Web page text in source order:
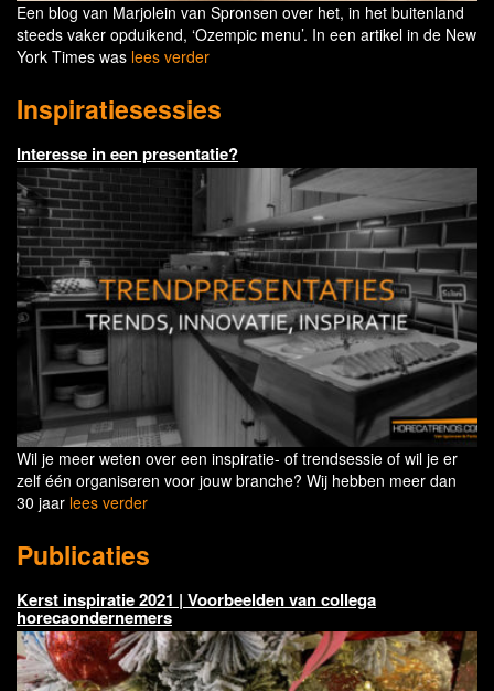
Een blog van Marjolein van Spronsen over het, in het buitenland
steeds vaker opduikend, ‘Ozempic menu’. In een artikel in de New
York Times was lees verder
Inspiratiesessies
Interesse in een presentatie?
Wil je meer weten over een inspiratie- of trendsessie of wil je er
zelf één organiseren voor jouw branche? Wij hebben meer dan
30 jaar lees verder
Publicaties
Kerst inspiratie 2021 | Voorbeelden van collega
horecaondernemers